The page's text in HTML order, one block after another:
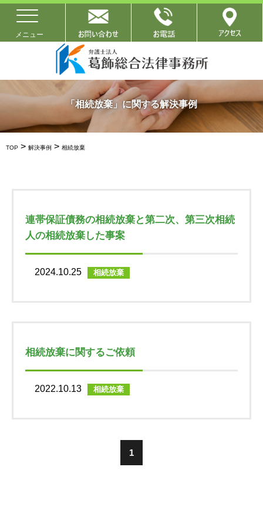
「相続放棄」に関する解決事例
TOP > 解決事例 > 相続放棄
連帯保証債務の相続放棄と第二次、第三次相続
人の相続放棄した事案
2024.10.25 相続放棄
相続放棄に関するご依頼
2022.10.13 相続放棄
1